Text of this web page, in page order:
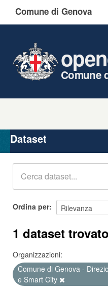
Comune di Genova
Comune
Organizzazioni
Gruppi
Dataset
Ordina per
1 dataset trovato
Organizzazioni:
Comune di Genova -
e Smart City